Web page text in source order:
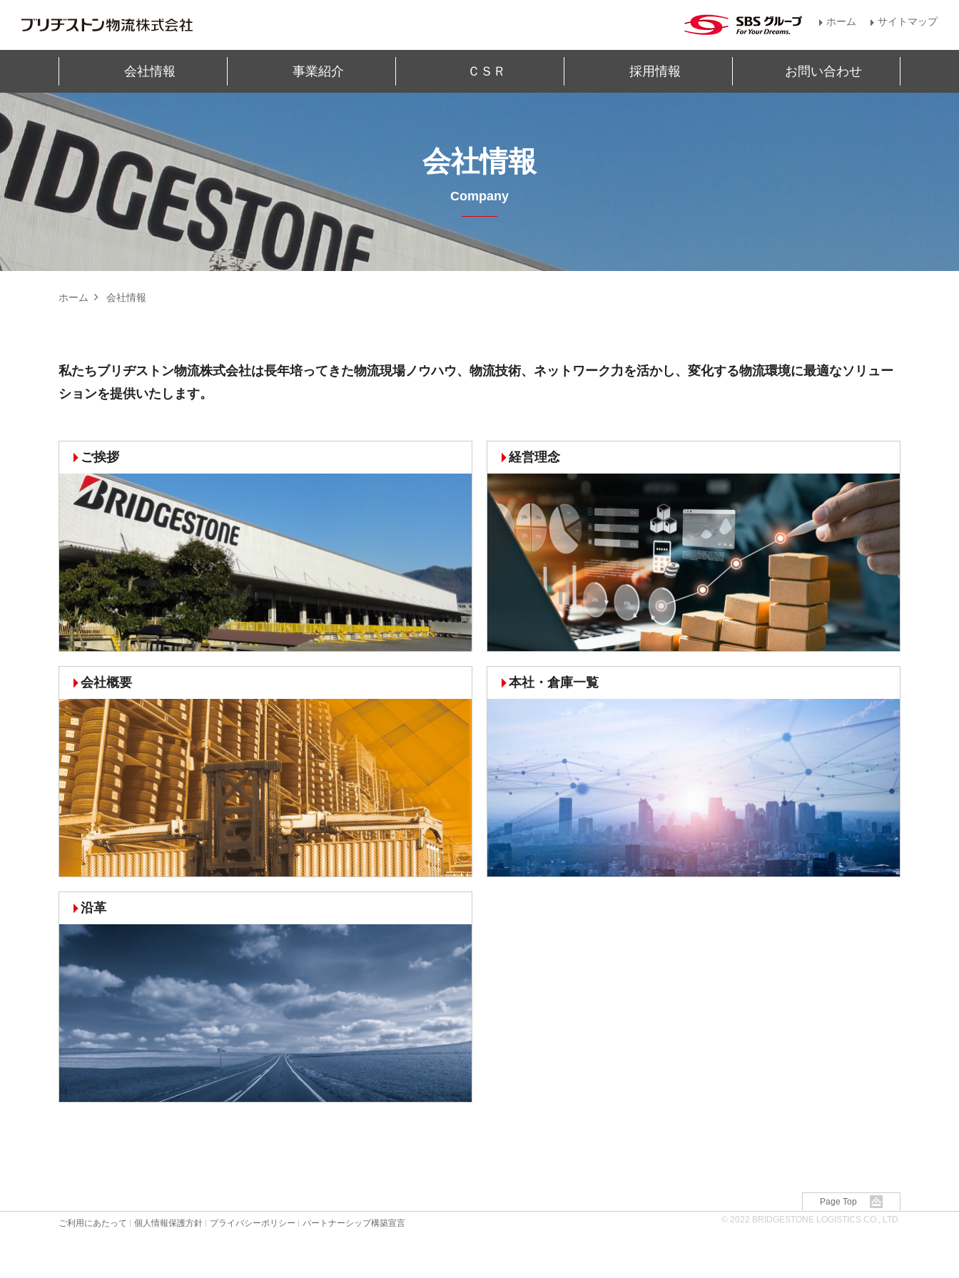
ホーム サイトマップ
会社情報 事業紹介 ＣＳＲ 採用情報 お問い合わせ
会社情報
Company
ホーム 会社情報
私たちブリヂストン物流株式会社は長年培ってきた物流現場ノウハウ、物流技術、ネットワーク力を活かし、変化する物流環境に最適なソリュー
ションを提供いたします。
ご挨拶 経営理念
会社概要 本社・倉庫一覧
沿革
Page Top
ご利用にあたって 個人情報保護方針 プライバシーポリシー パートナーシップ構築宣言 © 2022 BRIDGESTONE LOGISTICS CO., LTD.